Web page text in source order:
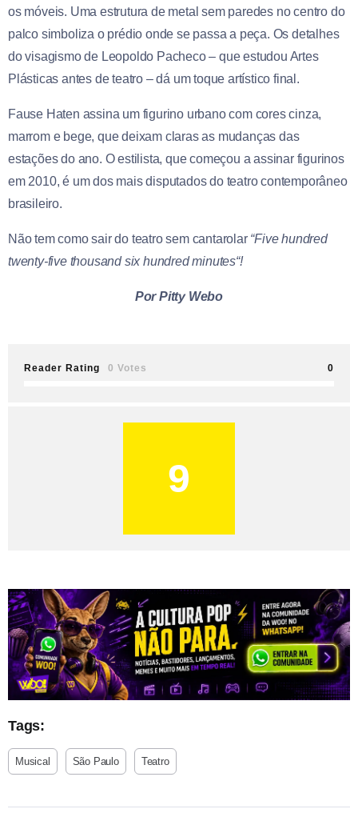
os móveis. Uma estrutura de metal sem paredes no centro do
palco simboliza o prédio onde se passa a peça. Os detalhes
do visagismo de Leopoldo Pacheco – que estudou Artes
Plásticas antes de teatro – dá um toque artístico final.
Fause Haten assina um figurino urbano com cores cinza,
marrom e bege, que deixam claras as mudanças das
estações do ano. O estilista, que começou a assinar figurinos
em 2010, é um dos mais disputados do teatro contemporâneo
brasileiro.
Não tem como sair do teatro sem cantarolar“Five hundred
twenty-five thousand six hundred minutes“!
Por Pitty Webo
Reader Rating 0 Votes 0
9
Tags:
Musical São Paulo Teatro